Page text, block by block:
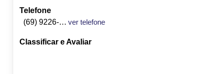
Telefone
(69) 9226-4237
ver telefone
Classificar e Avaliar